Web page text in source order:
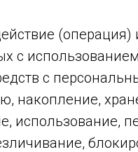
(операция)
с
с
накопление,
использование,